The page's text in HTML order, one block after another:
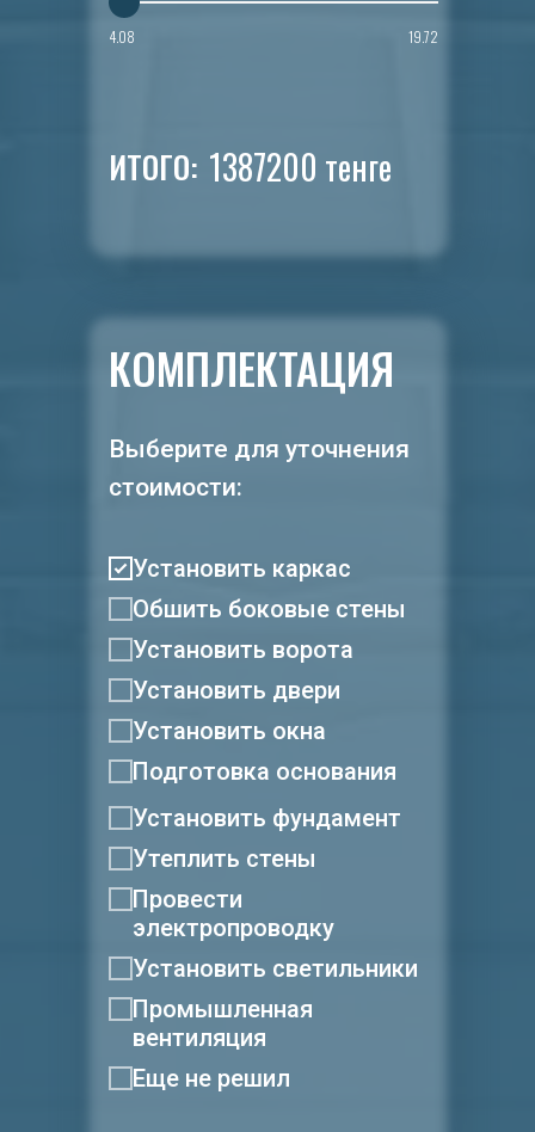
Установить каркас
Обшить боковые стены
Установить ворота
Установить двери
Установить окна
Подготовка основания
Установить фундамент
Утеплить стены
Провести
электропроводку
Установить светильники
Промышленная
вентиляция
Еще не решил
4.08 19.72
ИТОГО:
КОМПЛЕКТАЦИЯ
Выберите для уточнения
стоимости:
1387200 тенге